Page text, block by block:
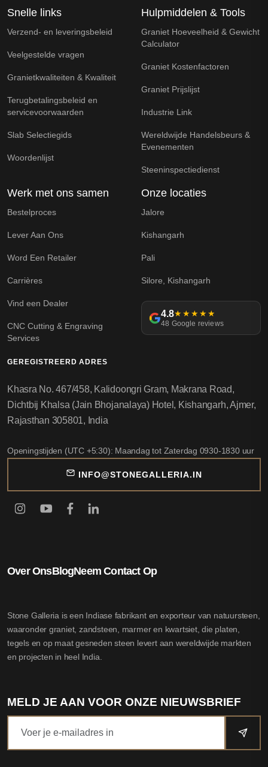
Snelle links
Verzend- en leveringsbeleid
Veelgestelde vragen
Granietkwaliteiten & Kwaliteit
Terugbetalingsbeleid en
servicevoorwaarden
Slab Selectiegids
Woordenlijst
Hulpmiddelen & Tools
Graniet Hoeveelheid & Gewicht
Calculator
Graniet Kostenfactoren
Graniet Prijslijst
Industrie Link
Wereldwijde Handelsbeurs &
Evenementen
Steeninspectiedienst
Werk met ons samen
Bestelproces
Lever Aan Ons
Word Een Retailer
Carrières
Vind een Dealer
CNC Cutting & Engraving
Services
Onze locaties
Jalore
Kishangarh
Pali
Silore, Kishangarh
4.8★★★★★
48 Google reviews
Over OnsBlogNeem Contact Op
Stone Galleria is een Indiase fabrikant en exporteur van natuursteen,
waaronder graniet, zandsteen, marmer en kwartsiet, die platen,
tegels en op maat gesneden steen levert aan wereldwijde markten
en projecten in heel India.
MELD JE AAN VOOR ONZE NIEUWSBRIEF
GEREGISTREERD ADRES
Khasra No. 467/458, Kalidoongri Gram, Makrana Road,
Dichtbij Khalsa (Jain Bhojanalaya) Hotel, Kishangarh, Ajmer,
Rajasthan 305801, India
Openingstijden (UTC +5:30): Maandag tot Zaterdag 0930-1830 uur
INFO@STONEGALLERIA.IN